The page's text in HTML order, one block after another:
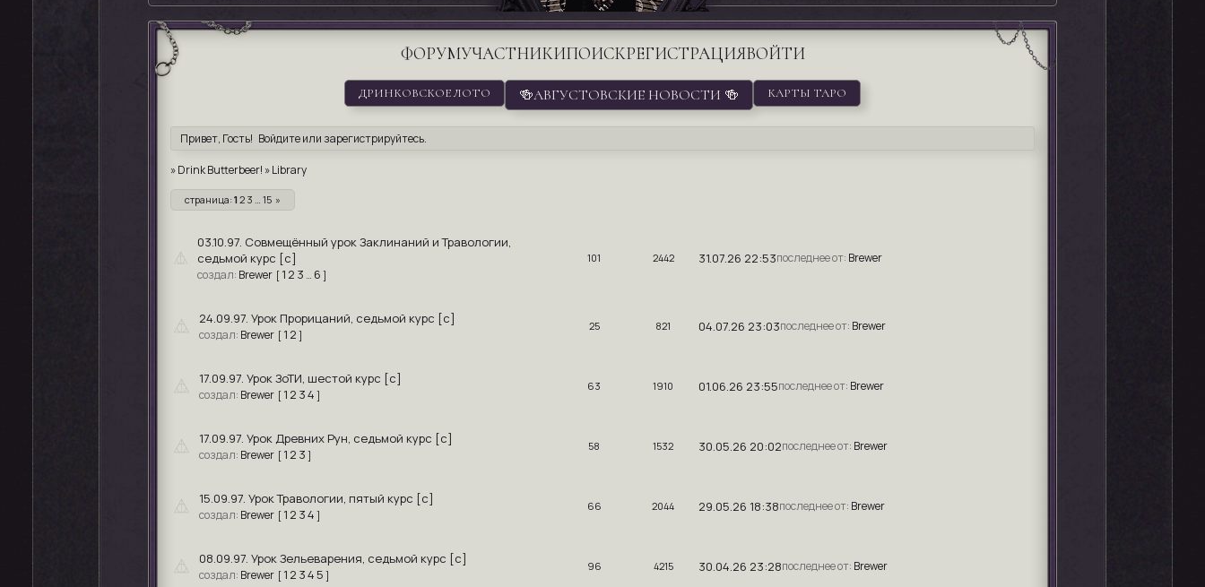
ФОРУМУЧАСТНИКИПОИСКРЕГИСТРАЦИЯВОЙТИ
ДРИНКОВСКОЕ ЛОТО 🍻АВГУСТОВСКИЕ НОВОСТИ 🍻 КАРТЫ ТАРО
Привет, Гость! Войдитеили зарегистрируйтесь.
»Drink Butterbeer! »Library
страница: 1 2 3 15 »
03.10.97. Совмещённый урок Заклинаний и Травологии,
седьмой курс [c]
Brewer [ 1 2 3 6 ]
101 2442 31.07.26 22:53 Brewer
24.09.97. Урок Прорицаний, седьмой курс [c]
Brewer [ 1 2 ]
25 821 04.07.26 23:03 Brewer
17.09.97. Урок ЗоТИ, шестой курс [c]
Brewer [ 1 2 34 ]
63 1910 01.06.26 23:55 Brewer
17.09.97. Урок Древних Рун, седьмой курс [c]
Brewer [ 1 2 3 ]
58 1532 30.05.26 20:02 Brewer
15.09.97. Урок Травологии, пятый курс [c]
Brewer [ 1 2 34 ]
66 2044 29.05.26 18:38 Brewer
08.09.97. Урок Зельеварения, седьмой курс [c]
Brewer [ 1 2 345 ]
96 4215 30.04.26 23:28 Brewer